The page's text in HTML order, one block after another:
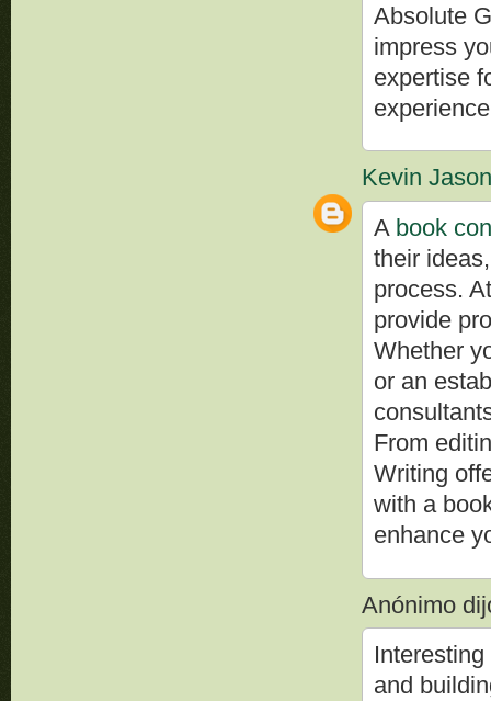
Absolute
impress
expertise
Kevin
A book
their
process.
provide
Whether
or an
From
Writing
with a
enhance
Anónimo
and